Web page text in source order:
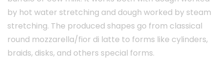
by hot water stretching and dough worked by steam
stretching. The produced shapes go from classical
round mozzarella/fior di latte to forms like cylinders,
braids, disks, and others special forms.